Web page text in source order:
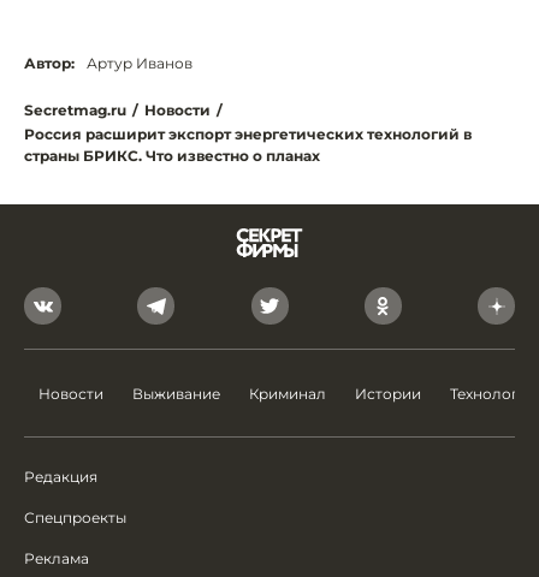
Автор: Артур Иванов
Secretmag.ru / Новости /
Россия расширит экспорт энергетических технологий в
страны БРИКС. Что известно о планах
Новости Выживание Криминал Истории Технологии
Редакция
Спецпроекты
Реклама